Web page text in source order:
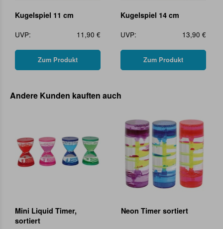
Kugelspiel 11 cm
UVP:
11,90 €
Zum Produkt
Kugelspiel 14 cm
UVP:
13,90 €
Zum Produkt
Andere Kunden kauften auch
Mini Liquid Timer,
sortiert
Neon Timer sortiert